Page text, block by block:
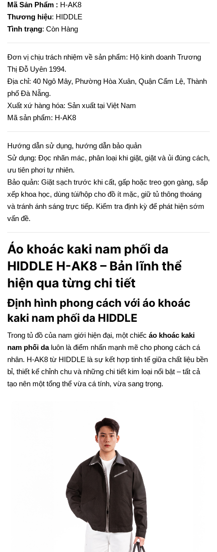
Mã Sản Phẩm : H-AK8
Thương hiệu: HIDDLE
Tình trạng: Còn Hàng
Đơn vị chịu trách nhiệm về sản phẩm: Hộ kinh doanh Trương
Thị Đỗ Uyên 1994.
Địa chỉ: 40 Ngô Mây, Phường Hòa Xuân, Quận Cẩm Lệ, Thành
phố Đà Nẵng.
Xuất xứ hàng hóa: Sản xuất tại Việt Nam
Mã sản phẩm: H-AK8
Hướng dẫn sử dụng, hướng dẫn bảo quản
Sử dụng: Đọc nhãn mác, phân loại khi giặt, giặt và ủi đúng cách,
ưu tiên phơi tự nhiên.
Bảo quản: Giặt sạch trước khi cất, gấp hoặc treo gọn gàng, sắp
xếp khoa học, dùng túi/hộp cho đồ ít mặc, giữ tủ thông thoáng
và tránh ánh sáng trực tiếp. Kiểm tra định kỳ để phát hiện sớm
vấn đề.
Áo khoác kaki nam phối da
HIDDLE H-AK8 – Bản lĩnh thể
hiện qua từng chi tiết
Định hình phong cách với áo khoác
kaki nam phối da HIDDLE
Trong tủ đồ của nam giới hiện đại, một chiếc áo khoác kaki
nam phối daluôn là điểm nhấn mạnh mẽ cho phong cách cá
nhân. H-AK8 từ HIDDLE là sự kết hợp tinh tế giữa chất liệu bền
bỉ, thiết kế chỉnh chu và những chi tiết kim loại nổi bật – tất cả
tạo nên một tổng thể vừa cá tính, vừa sang trọng.